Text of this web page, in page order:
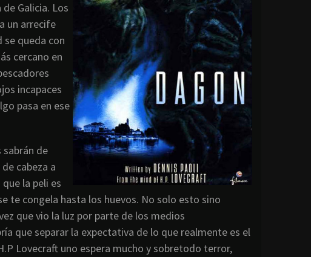
Galicia. Los
un arrecife
queda con
cercano en
incapaces
pasa en ese
de
cabeza a
la peli es
te congela hasta los huevos. No solo esto sino
que vio la luz por parte de los medios
que separar la expectativa de lo que realmente es el
Lovecraft uno espera mucho y sobretodo terror,